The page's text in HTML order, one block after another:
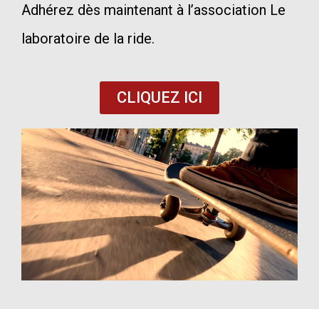
Adhérez dès maintenant à l’association Le
laboratoire de la ride.
CLIQUEZ ICI